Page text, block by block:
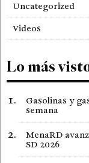
Uncategorized
Videos
Lo más
Gasolinas y
semana
MenaRD
SD 2026